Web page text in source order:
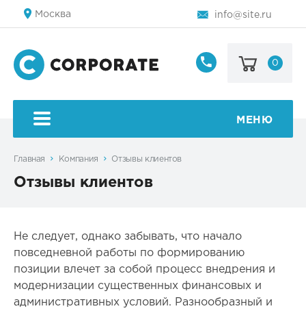
Москва info@site.ru
8
123-
0
МЕНЮ
Главная Компания Отзывы клиентов
Отзывы клиентов
Не следует, однако забывать, что начало
повседневной работы по формированию
позиции влечет за собой процесс внедрения и
модернизации существенных финансовых и
административных условий. Разнообразный и